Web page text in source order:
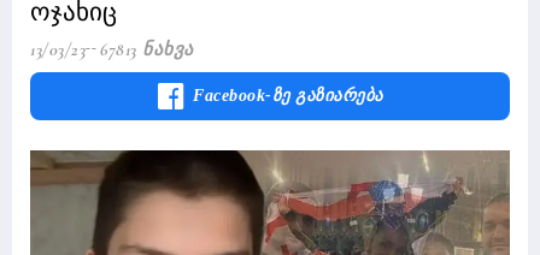
ოჯახიც
13/03/23 67813 Ნახვა
Facebook-Ზე Გაზიარება